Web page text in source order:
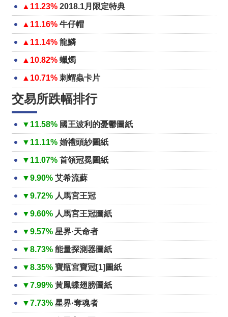
▲11.23% 2018.1月限定特典
▲11.16% 牛仔帽
▲11.14% 龍鱗
▲10.82% 蠟燭
▲10.71% 刺蝟蟲卡片
交易所跌幅排行
▼11.58% 國王波利的憂鬱圖紙
▼11.11% 婚禮頭紗圖紙
▼11.07% 首領冠冕圖紙
▼9.90% 艾希流蘇
▼9.72% 人馬宮王冠
▼9.60% 人馬宮王冠圖紙
▼9.57% 星界·天命者
▼8.73% 能量探測器圖紙
▼8.35% 寶瓶宮寶冠[1]圖紙
▼7.99% 黃鳳蝶翅膀圖紙
▼7.73% 星界·奪魂者